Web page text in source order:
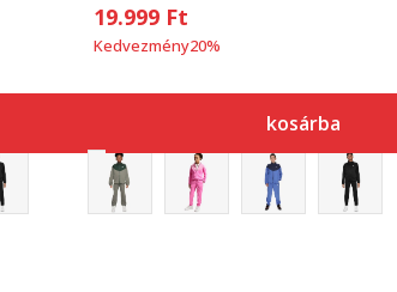
19.999 Ft
Kedvezmény20%
kosárba